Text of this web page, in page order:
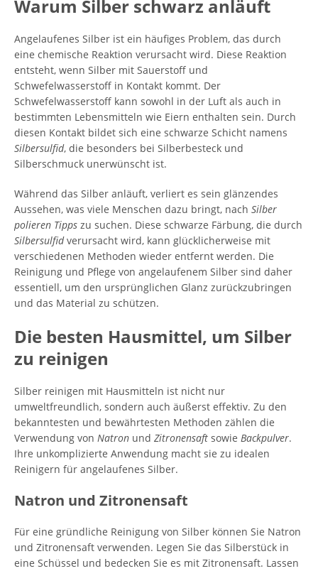
Warum Silber schwarz anläuft
Angelaufenes Silber ist ein häufiges Problem, das durch
eine chemische Reaktion verursacht wird. Diese Reaktion
entsteht, wenn Silber mit Sauerstoff und
Schwefelwasserstoff in Kontakt kommt. Der
Schwefelwasserstoff kann sowohl in der Luft als auch in
bestimmten Lebensmitteln wie Eiern enthalten sein. Durch
diesen Kontakt bildet sich eine schwarze Schicht namens
Silbersulfid, die besonders bei Silberbesteck und
Silberschmuck unerwünscht ist.
Während das Silber anläuft, verliert es sein glänzendes
Aussehen, was viele Menschen dazu bringt, nach Silber
polieren Tipps zu suchen. Diese schwarze Färbung, die durch
Silbersulfidverursacht wird, kann glücklicherweise mit
verschiedenen Methoden wieder entfernt werden. Die
Reinigung und Pflege von angelaufenem Silber sind daher
essentiell, um den ursprünglichen Glanz zurückzubringen
und das Material zu schützen.
Die besten Hausmittel, um Silber
zu reinigen
Silber reinigen mit Hausmitteln ist nicht nur
umweltfreundlich, sondern auch äußerst effektiv. Zu den
bekanntesten und bewährtesten Methoden zählen die
Verwendung von Natron und Zitronensaft sowie Backpulver.
Ihre unkomplizierte Anwendung macht sie zu idealen
Reinigern für angelaufenes Silber.
Natron und Zitronensaft
Für eine gründliche Reinigung von Silber können Sie Natron
und Zitronensaft verwenden. Legen Sie das Silberstück in
eine Schüssel und bedecken Sie es mit Zitronensaft. Lassen